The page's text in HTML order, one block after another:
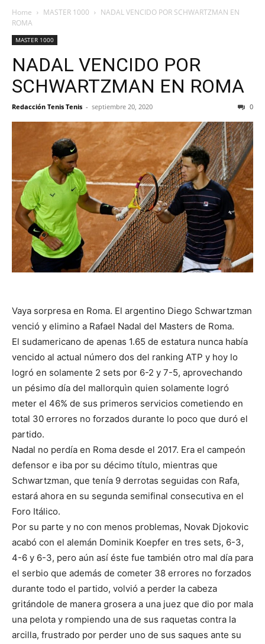
Home MASTER 1000
NADAL VENCIDO POR SCHWARTZMAN EN
ROMA
MASTER 1000
NADAL VENCIDO POR
SCHWARTZMAN EN ROMA
Redacción Tenis Tenis - septiembre 20, 2020 0
Vaya sorpresa en Roma. El argentino Diego Schwartzman
venció y elimino a Rafael Nadal del Masters de Roma.
El sudamericano de apenas 1.65 de estatura nunca había
vencido al actual número dos del ranking ATP y hoy lo
logró en solamente 2 sets por 6-2 y 7-5, aprovechando
un pésimo día del mallorquìn quien solamente logró
meter el 46% de sus primeros servicios cometiendo en
total 30 errores no forzados durante lo poco que duró el
partido.
Nadal no perdía en Roma desde el 2017. Era el campeón
defensor e iba por su décimo título, mientras que
Schwartzman, que tenía 9 derrotas seguidas con Rafa,
estará ahora en su segunda semifinal consecutiva en el
Foro Itálico.
Por su parte y no con menos problemas, Novak Djokovic
acabó con el alemán Dominik Koepfer en tres sets, 6-3,
4-6 y 6-3, pero aún así éste fue también otro mal día para
el serbio que además de cometer 38 errores no forzados
durante todo el partido, volvió a perder la cabeza
gritándole de manera grosera a una juez que dio por mala
una pelota y rompiendo una de sus raquetas contra la
arcilla, frustrado por perder uno de sus saques ante su